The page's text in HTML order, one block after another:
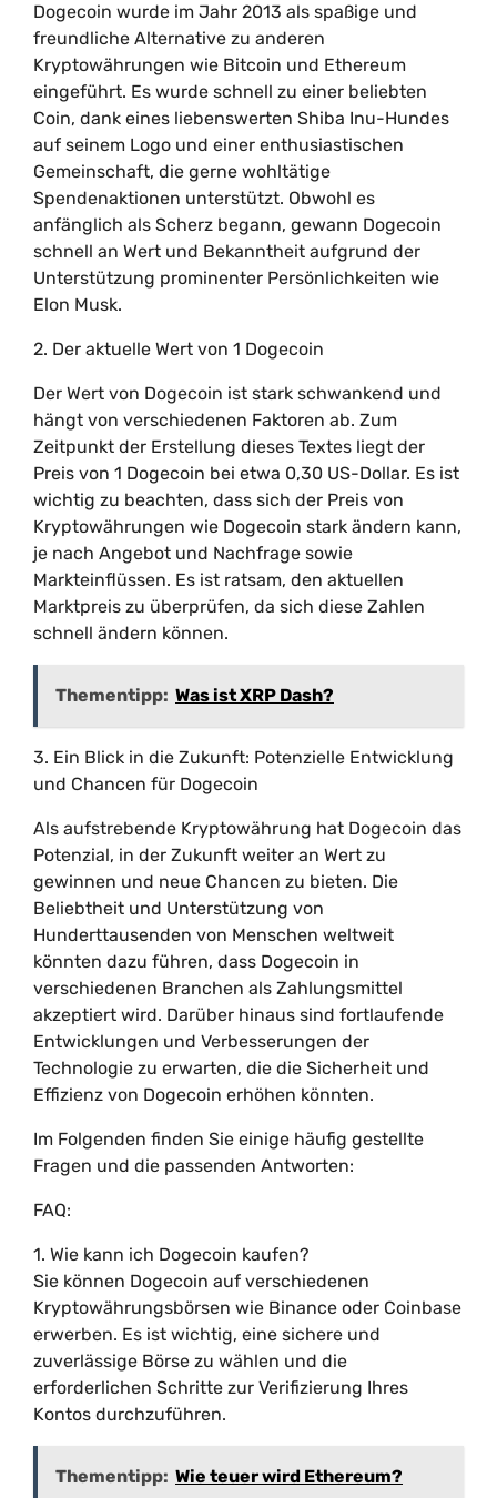
Dogecoin wurde im Jahr 2013 als spaßige und
freundliche Alternative zu anderen
Kryptowährungen wie Bitcoin und Ethereum
eingeführt. Es wurde schnell zu einer beliebten
Coin, dank eines liebenswerten Shiba Inu-Hundes
auf seinem Logo und einer enthusiastischen
Gemeinschaft, die gerne wohltätige
Spendenaktionen unterstützt. Obwohl es
anfänglich als Scherz begann, gewann Dogecoin
schnell an Wert und Bekanntheit aufgrund der
Unterstützung prominenter Persönlichkeiten wie
Elon Musk.
2. Der aktuelle Wert von 1 Dogecoin
Der Wert von Dogecoin ist stark schwankend und
hängt von verschiedenen Faktoren ab. Zum
Zeitpunkt der Erstellung dieses Textes liegt der
Preis von 1 Dogecoin bei etwa 0,30 US-Dollar. Es ist
wichtig zu beachten, dass sich der Preis von
Kryptowährungen wie Dogecoin stark ändern kann,
je nach Angebot und Nachfrage sowie
Markteinflüssen. Es ist ratsam, den aktuellen
Marktpreis zu überprüfen, da sich diese Zahlen
schnell ändern können.
Thementipp: Was ist XRP Dash?
3. Ein Blick in die Zukunft: Potenzielle Entwicklung
und Chancen für Dogecoin
Als aufstrebende Kryptowährung hat Dogecoin das
Potenzial, in der Zukunft weiter an Wert zu
gewinnen und neue Chancen zu bieten. Die
Beliebtheit und Unterstützung von
Hunderttausenden von Menschen weltweit
könnten dazu führen, dass Dogecoin in
verschiedenen Branchen als Zahlungsmittel
akzeptiert wird. Darüber hinaus sind fortlaufende
Entwicklungen und Verbesserungen der
Technologie zu erwarten, die die Sicherheit und
Effizienz von Dogecoin erhöhen könnten.
Im Folgenden finden Sie einige häufig gestellte
Fragen und die passenden Antworten:
FAQ:
1. Wie kann ich Dogecoin kaufen?
Sie können Dogecoin auf verschiedenen
Kryptowährungsbörsen wie Binance oder Coinbase
erwerben. Es ist wichtig, eine sichere und
zuverlässige Börse zu wählen und die
erforderlichen Schritte zur Verifizierung Ihres
Kontos durchzuführen.
Thementipp: Wie teuer wird Ethereum?